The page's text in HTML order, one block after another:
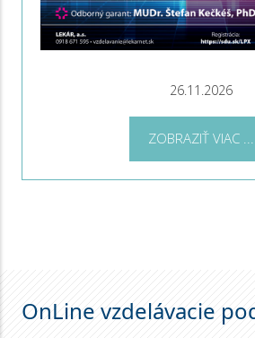
26.11.2026
ZOBRAZIŤ VIAC ...
OnLine vzdelávacie